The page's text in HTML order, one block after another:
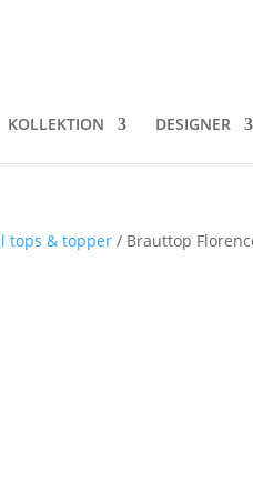
KOLLEKTION DESIGNER
tops & topper / Brauttop